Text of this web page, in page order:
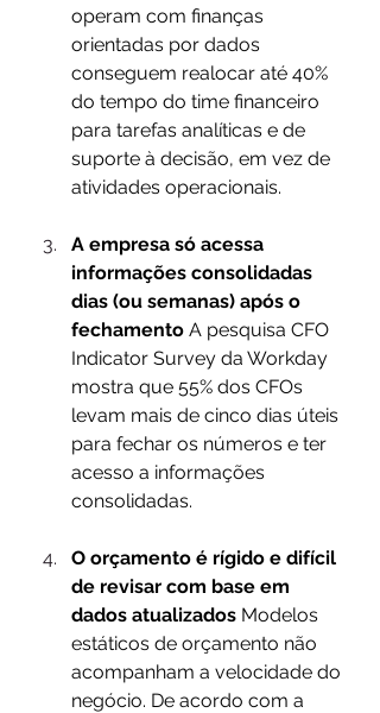
operam com finanças
orientadas por dados
conseguem realocar até 40%
do tempo do time financeiro
para tarefas analíticas e de
suporte à decisão, em vez de
atividades operacionais.
A empresa só acessa
informações consolidadas
dias (ou semanas) após o
fechamento A pesquisa CFO
Indicator Survey da Workday
mostra que 55% dos CFOs
levam mais de cinco dias úteis
para fechar os números e ter
acesso a informações
consolidadas.
O orçamento é rígido e difícil
de revisar com base em
dados atualizados Modelos
estáticos de orçamento não
acompanham a velocidade do
negócio. De acordo com a